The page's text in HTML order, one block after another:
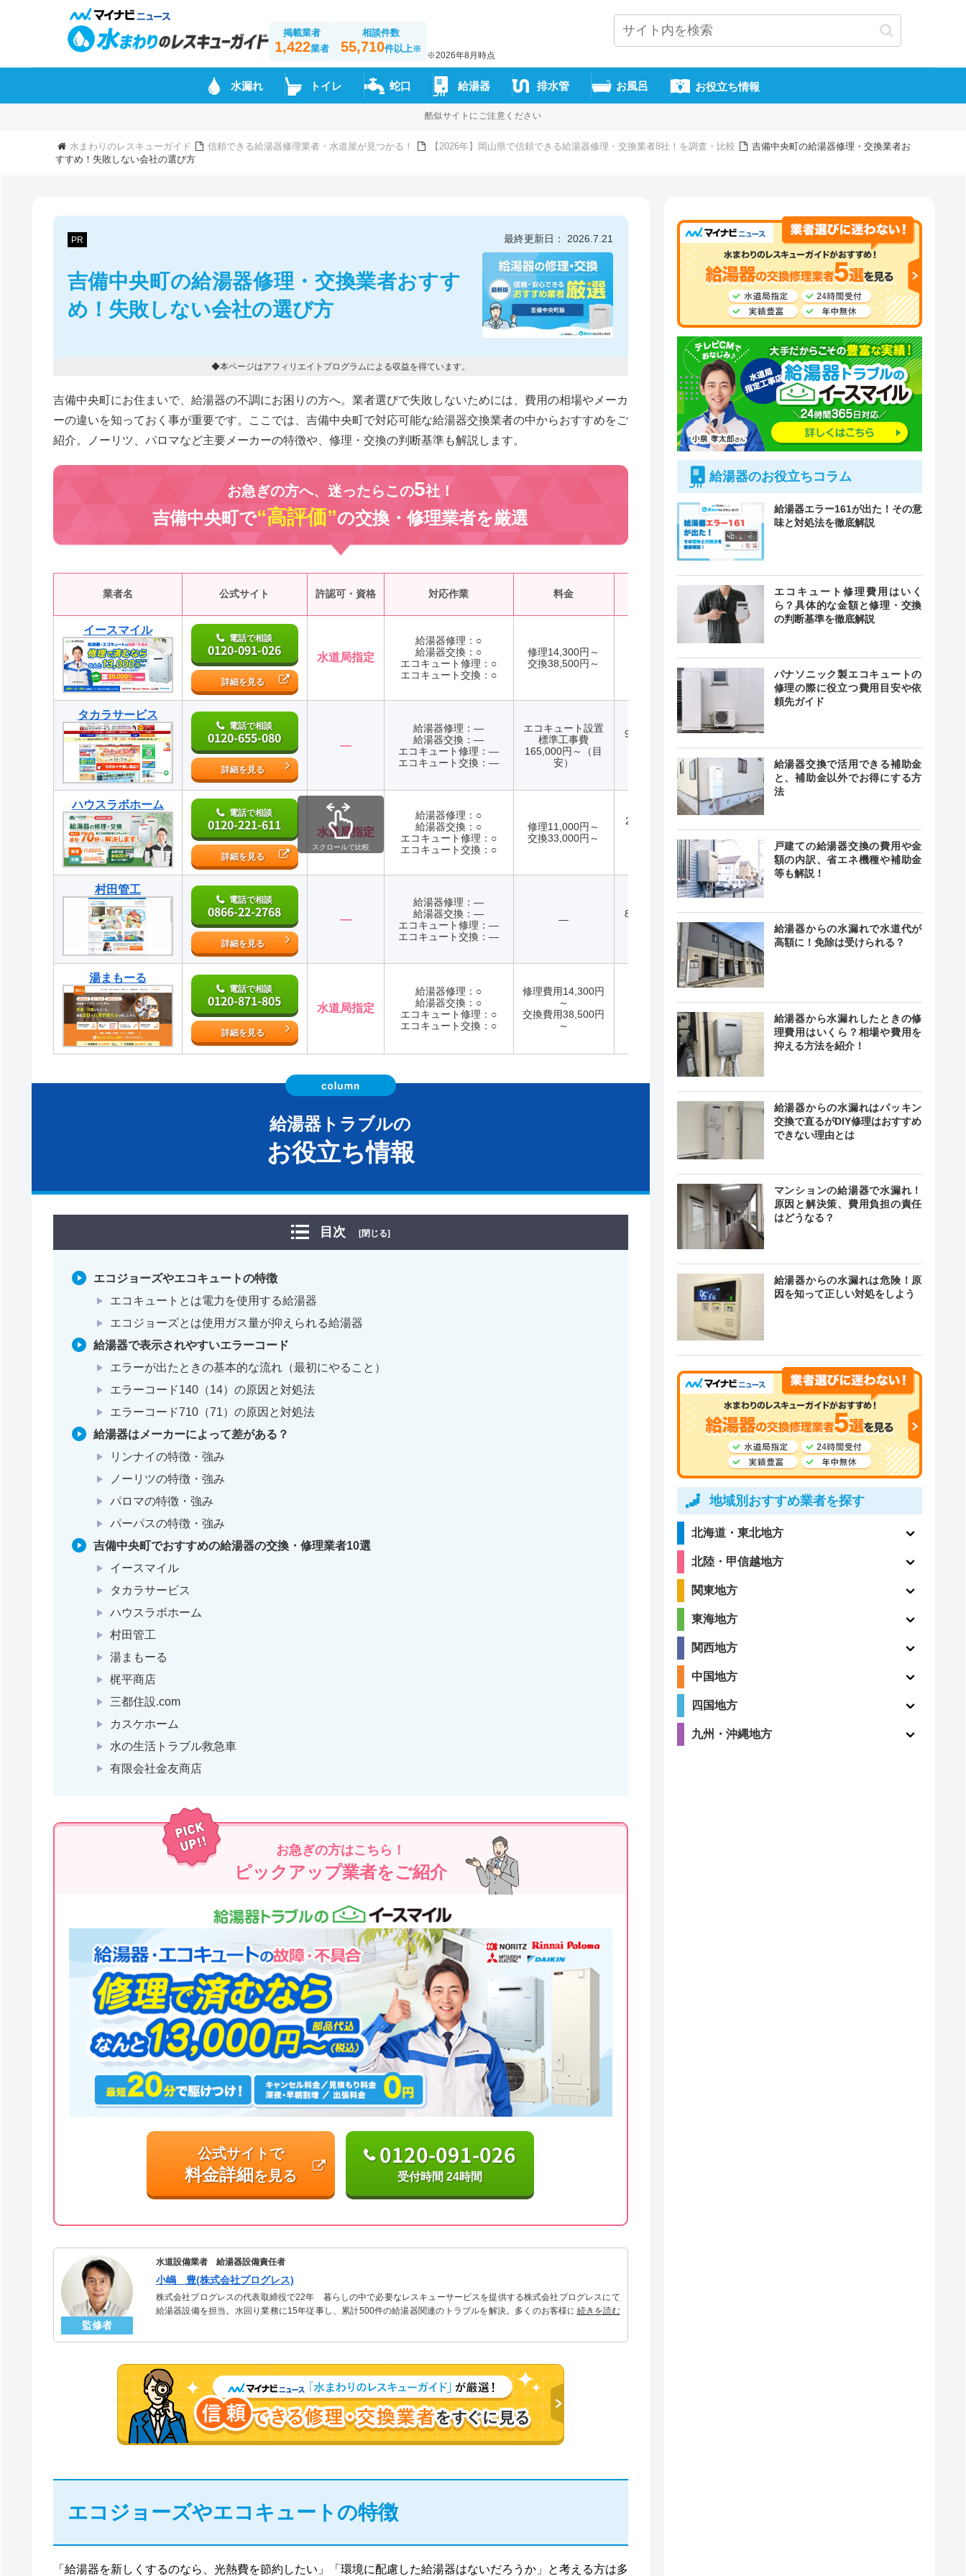
掲載業者
1,422業者
相談件数
55,710件以上※
※2026年8月時点
水漏れ トイレ 蛇口 給湯器 排水管 お風呂 お役立ち情報
酷似サイトにご注意ください
水まわりのレスキューガイド 信頼できる給湯器修理業者・水道屋が見つかる！ 【2026年】岡山県で信頼できる給湯器修理・交換業者8社！を調査・比較
吉備中央町の給湯器修理・交換業者お
すすめ！失敗しない会社の選び方
PR
吉備中央町の給湯器修理・交換業者おすす
め！失敗しない会社の選び方
最終更新日： 2026.7.21
◆本ページはアフィリエイトプログラムによる収益を得ています。
吉備中央町にお住まいで、給湯器の不調にお困りの方へ。業者選びで失敗しないためには、費用の相場やメーカ
ーの違いを知っておく事が重要です。ここでは、吉備中央町で対応可能な給湯器交換業者の中からおすすめをご
紹介。ノーリツ、パロマなど主要メーカーの特徴や、修理・交換の判断基準も解説します。
お急ぎの方へ、迷ったらこの5社！
吉備中央町で“高評価”の交換・修理業者を厳選
業者名 公式サイト 許認可・資格 対応作業 料金 緊急駆けつけ
イースマイル
電話で相談
0120-091-026
詳細を見る
水道局指定
給湯器修理：○
給湯器交換：○
エコキュート修理：○
エコキュート交換：○
修理14,300円～
交換38,500円～
最短20分
タカラサービス
電話で相談
0120-655-080
詳細を見る
―
給湯器修理：―
給湯器交換：―
エコキュート修理：―
エコキュート交換：―
エコキュート設置
標準工事費
165,000円～（目
安）
9:00〜18:00
日曜日、祝
―
ハウスラボホーム
電話で相談
0120-221-611
詳細を見る
水道局指定
給湯器修理：○
給湯器交換：○
エコキュート修理：○
エコキュート交換：○
修理11,000円～
交換33,000円～
24時間 年中
最短20分
村田管工
電話で相談
0866-22-2768
詳細を見る
―
給湯器修理：―
給湯器交換：―
エコキュート修理：―
エコキュート交換：―
―
8:00～18:00
―
湯まもーる
電話で相談
0120-871-805
詳細を見る
水道局指定
給湯器修理：○
給湯器交換：○
エコキュート修理：○
エコキュート交換：○
修理費用14,300円
～
交換費用38,500円
～
スクロールで比較
給湯器トラブルの
お役立ち情報
目次 [閉じる]
エコジョーズやエコキュートの特徴
エコキュートとは電力を使用する給湯器
エコジョーズとは使用ガス量が抑えられる給湯器
給湯器で表示されやすいエラーコード
エラーが出たときの基本的な流れ（最初にやること）
エラーコード140（14）の原因と対処法
エラーコード710（71）の原因と対処法
給湯器はメーカーによって差がある？
リンナイの特徴・強み
ノーリツの特徴・強み
パロマの特徴・強み
パーパスの特徴・強み
吉備中央町でおすすめの給湯器の交換・修理業者10選
イースマイル
タカラサービス
ハウスラボホーム
村田管工
湯まもーる
梶平商店
三都住設.com
カスケホーム
水の生活トラブル救急車
有限会社金友商店
お急ぎの方はこちら！
ピックアップ業者をご紹介
公式サイトで
料金詳細を見る
0120-091-026
受付時間 24時間
監修者
水道設備業者 給湯器設備責任者
小嶋 豊(株式会社プログレス)
株式会社プログレスの代表取締役で22年 暮らしの中で必要なレスキューサービスを提供する株式会社プログレスにて
給湯器設備を担当。水回り業務に15年従事し、累計500件の給湯器関連のトラブルを解決。多くのお客様に信頼される
続きを読む
エコジョーズやエコキュートの特徴
「給湯器を新しくするのなら、光熱費を節約したい」「環境に配慮した給湯器はないだろうか」と考える方は多
給湯器のお役立ちコラム
給湯器エラー161が出た！その意
味と対処法を徹底解説
エコキュート修理費用はいく
ら？具体的な金額と修理・交換
の判断基準を徹底解説
パナソニック製エコキュートの
修理の際に役立つ費用目安や依
頼先ガイド
給湯器交換で活用できる補助金
と、補助金以外でお得にする方
法
戸建ての給湯器交換の費用や金
額の内訳、省エネ機種や補助金
等も解説！
給湯器からの水漏れで水道代が
高額に！免除は受けられる？
給湯器から水漏れしたときの修
理費用はいくら？相場や費用を
抑える方法を紹介！
給湯器からの水漏れはパッキン
交換で直るがDIY修理はおすすめ
できない理由とは
マンションの給湯器で水漏れ！
原因と解決策、費用負担の責任
はどうなる？
給湯器からの水漏れは危険！原
因を知って正しい対処をしよう
地域別おすすめ業者を探す
北海道・東北地方
北陸・甲信越地方
関東地方
東海地方
関西地方
中国地方
四国地方
九州・沖縄地方